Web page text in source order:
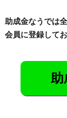
助成金なうでは
会員に登録して
助